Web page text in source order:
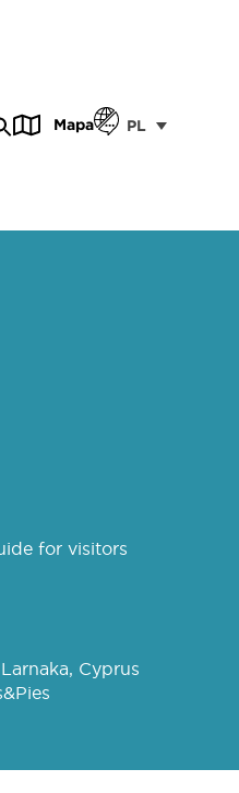
Mapa PL
for visitors
Cyprus